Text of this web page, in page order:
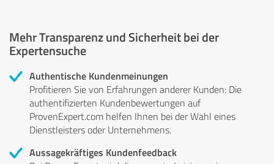
Mehr Transparenz und Sicherheit bei der
Expertensuche
Authentische Kundenmeinungen
Profitieren Sie von Erfahrungen anderer Kunden: Die
authentifizierten Kundenbewertungen auf
ProvenExpert.com helfen Ihnen bei der Wahl eines
Dienstleisters oder Unternehmens.
Aussagekräftiges Kundenfeedback